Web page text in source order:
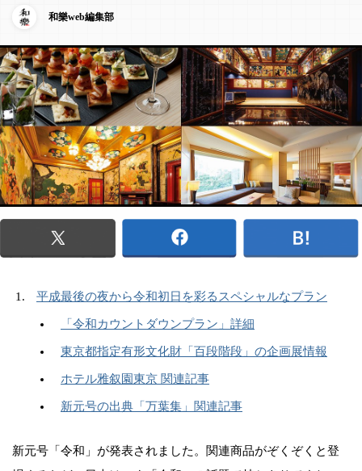
和樂web編集部
平成最後の夜から令和初日を彩るスペシャルなプラン
「令和カウントダウンプラン」詳細
東京都指定有形文化財「百段階段」の企画展情報
ホテル雅叙園東京 関連記事
新元号の出典「万葉集」関連記事
新元号「令和」が発表されました。関連商品がぞくぞくと登